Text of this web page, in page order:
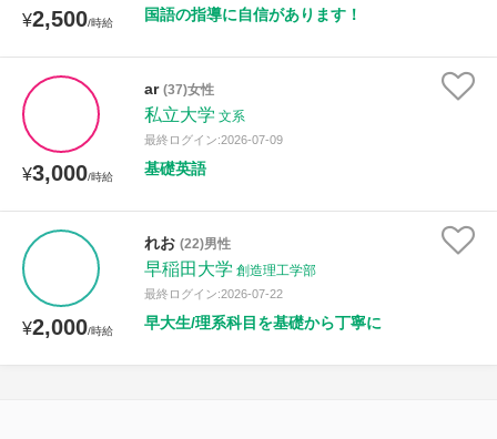
¥2,500/時給 国語の指導に自信があります！
¥3,000/時給
ar (37)女性
私立大学 文系
最終ログイン:2026-07-09
基礎英語
¥2,000/時給
れお (22)男性
早稲田大学 創造理工学部
最終ログイン:2026-07-22
早大生/理系科目を基礎から丁寧に